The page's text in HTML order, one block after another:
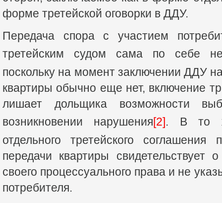
форме третейской оговорки в ДДУ.
Передача спора с участием
третейским судом сама по себе не
поскольку на момент заключении ДДУ
квартиры обычно еще нет, включение
лишает дольщика возможности
возникновении нарушения[2]. В то
отдельного третейского
передачи квартиры свидетельствует
своего процессуального права и не
потребителя.